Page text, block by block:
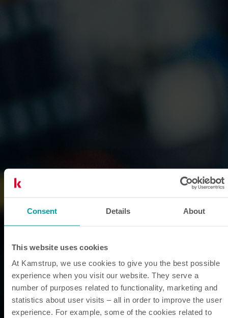
Consent Details About
This website uses cookies
At Kamstrup, we use cookies to give you the best possible
experience when you visit our website. They serve a
number of purposes related to functionality, marketing and
statistics about user visits – all in order to improve the user
experience. For example, some of the cookies related to